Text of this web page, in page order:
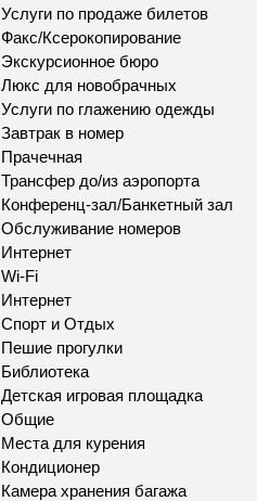
Услуги по продаже билетов
Факс/Ксерокопирование
Экскурсионное бюро
Люкс для новобрачных
Услуги по глажению одежды
Завтрак в номер
Прачечная
Трансфер до/из аэропорта
Конференц-зал/Банкетный зал
Обслуживание номеров
Интернет
Wi-Fi
Интернет
Спорт и Отдых
Пешие прогулки
Библиотека
Детская игровая площадка
Общие
Места для курения
Кондиционер
Камера хранения багажа